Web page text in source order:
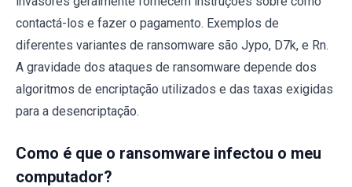
contactá-los e fazer o pagamento. Exemplos de
diferentes variantes de ransomware são Jypo, D7k, e Rn.
A gravidade dos ataques de ransomware depende dos
algoritmos de encriptação utilizados e das taxas exigidas
para a desencriptação.
Como é que o ransomware infectou o meu
computador?